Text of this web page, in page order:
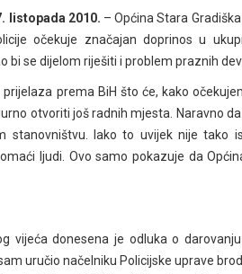
listopada 2010. – Općina Stara
očekuje značajan doprinos u
bi se dijelom riješiti i problem praznih
prema BiH što će, kako
otvoriti još radnih mjesta. Naravno
stanovništvu. Iako to uvijek nije
ljudi. Ovo samo pokazuje da
vijeća donesena je odluka o
uručio načelniku Policijske uprave